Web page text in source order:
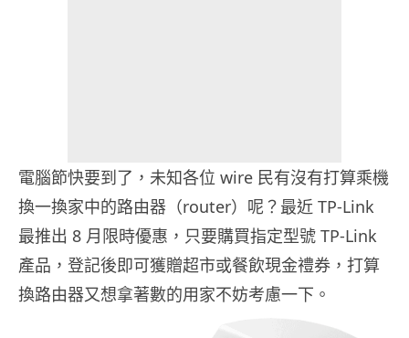
電腦節快要到了，未知各位 wire 民有沒有打算乘機
換一換家中的路由器（router）呢？最近 TP-Link
最推出 8 月限時優惠，只要購買指定型號 TP-Link
產品，登記後即可獲贈超市或餐飲現金禮券，打算
換路由器又想拿著數的用家不妨考慮一下。